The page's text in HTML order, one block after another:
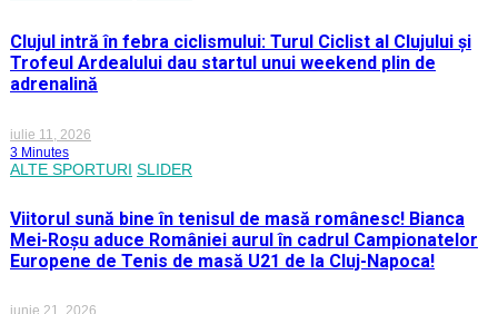
Clujul intră în febra ciclismului: Turul Ciclist al Clujului și
Trofeul Ardealului dau startul unui weekend plin de
adrenalină
iulie 11, 2026
3 Minutes
ALTE SPORTURI SLIDER
Viitorul sună bine în tenisul de masă românesc! Bianca
Mei-Roșu aduce României aurul în cadrul Campionatelor
Europene de Tenis de masă U21 de la Cluj-Napoca!